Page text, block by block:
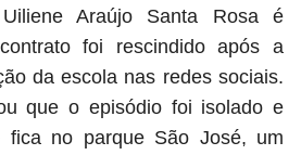
Araújo Santa Rosa é
foi rescindido após a
da escola nas redes sociais.
que o episódio foi isolado e
fica no parque São José, um